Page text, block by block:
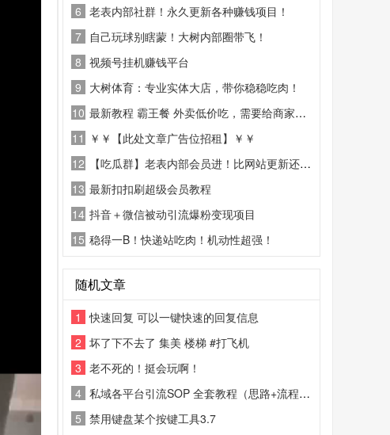
6 老表内部社群！永久更新各种赚钱项目！
7 自己玩球别瞎蒙！大树内部圈带飞！
8 视频号挂机赚钱平台
9 大树体育：专业实体大店，带你稳稳吃肉！
10 最新教程 霸王餐 外卖低价吃，需要给商家好评
11 ￥￥【此处文章广告位招租】￥￥
12
【吃瓜群】老表内部会员进！比网站更新还精彩！
13 最新扣扣刷超级会员教程
14 抖音＋微信被动引流爆粉变现项目
15 稳得一B！快递站吃肉！机动性超强！
随机文章
1
快速回复 可以一键快速的回复信息
2 坏了下不去了 集美 楼梯 #打飞机
3 老不死的！挺会玩啊！
4 私域各平台引流SOP 全套教程（思路+流程+话术+变现）
5 禁用键盘某个按键工具3.7